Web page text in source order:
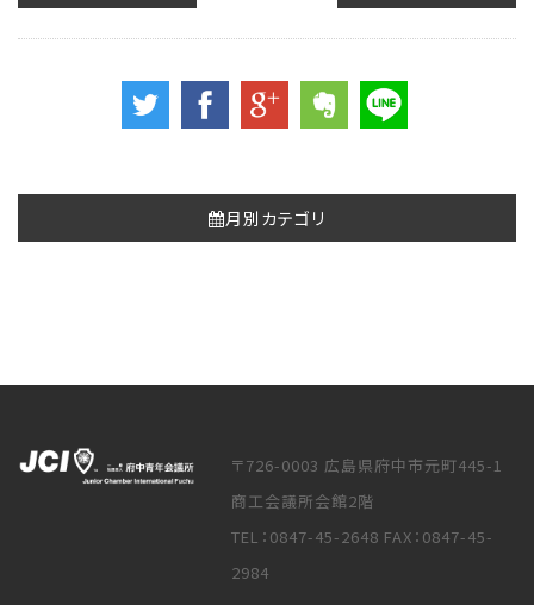
月別カテゴリ
〒726-0003 広島県府中市元町445-1
商工会議所会館2階
TEL：0847-45-2648 FAX：0847-45-
2984